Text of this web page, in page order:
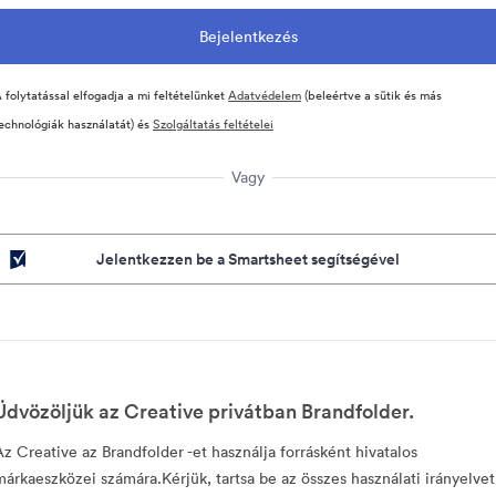
folytatással elfogadja a mi feltételünketAdatvédelem(beleértve a sütik és más
használatát) ésSzolgáltatás feltételei
Vagy
Jelentkezzen be a Smartsheet segítségével
az Creative privátban Brandfolder.
Creative az Brandfolder -et használja forrásként hivatalos
számára.Kérjük, tartsa be az összes használati